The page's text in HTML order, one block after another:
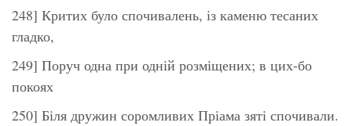
248] Критих було спочивалень, із каменю тесаних
гладко,
249] Поруч одна при одній розміщених; в цих-бо
покоях
250] Біля дружин соромливих Пріама зяті спочивали.